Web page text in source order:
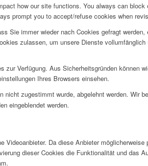
how our site functions. You always can block
prompt you to accept/refuse cookies when
Sie immer wieder nach Cookies gefragt
zulassen, um unsere Dienste
Verfügung. Aus Sicherheitsgründen können
Ihres Browsers einsehen.
zugestimmt wurde, abgelehnt werden. Wir
eingeblendet werden.
Da diese Anbieter möglicherweise
dieser Cookies die Funktionalität und das